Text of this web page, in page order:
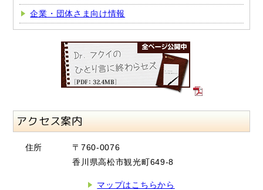
企業・団体さま向け情報
アクセス案内
住所
〒760-0076
香川県高松市観光町649-8
マップはこちらから